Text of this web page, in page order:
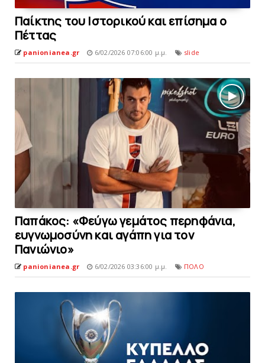
Παίκτης του Ιστορικού και επίσημα o
Πέττας
panionianea.gr 6/02/2026 07:06:00 μ.μ. slide
Παπάκος: «Φεύγω γεμάτος περηφάνια,
ευγνωμοσύνη και αγάπη για τον
Πανιώνιο»
panionianea.gr 6/02/2026 03:36:00 μ.μ. ΠΟΛΟ